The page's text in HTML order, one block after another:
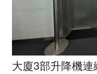
大廈3部升降機